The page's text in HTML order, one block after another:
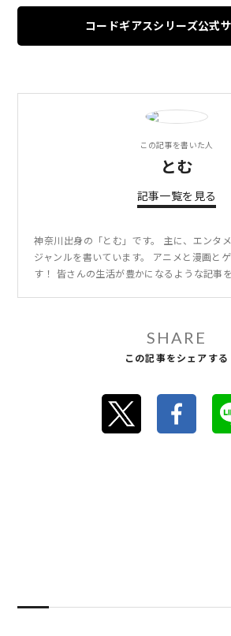
コードギアスシリーズ公式
この記事を書いた人
とむ
記事一覧を見る
神奈川出身の「とむ」です。 主に、エンタ
ジャンルを書いています。 アニメと漫画と
す！ 皆さんの生活が豊かになるような記事
SHARE
この記事をシェアする